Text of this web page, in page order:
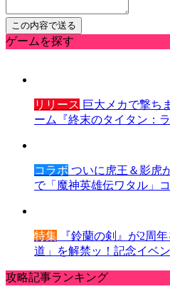
ゲームを探す
リリース 巨大メカで撃ち
ーム『終末のタイタン：
コラボ ついに虎王＆影虎
で「魔神英雄伝ワタル」
特集 『鈴蘭の剣』が2周
道」を解禁ッ！記念イベ
攻略記事ランキング